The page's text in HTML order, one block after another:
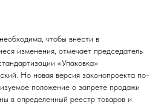
чтобы внести в
изменения, отмечает председатель
«Упаковка»
Но новая версия законопроекта по-
положение о запрете продажи
в определенный реестр товаров и